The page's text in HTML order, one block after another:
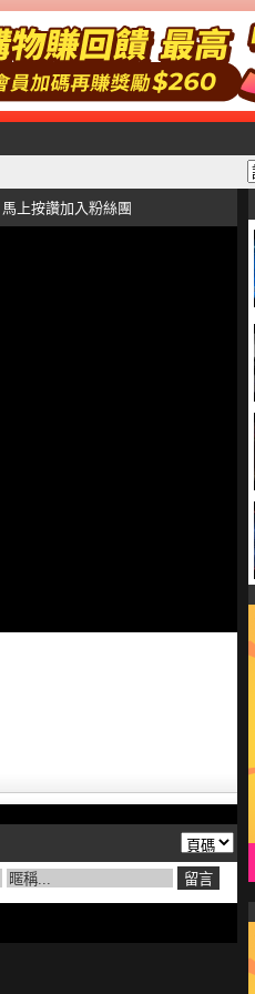
馬上按讚加入粉絲團